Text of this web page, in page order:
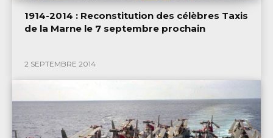
1914-2014 : Reconstitution des célèbres Taxis
de la Marne le 7 septembre prochain
2 SEPTEMBRE 2014